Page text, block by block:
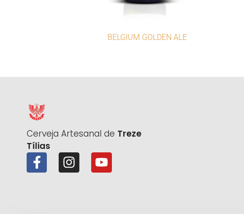
BELGIUM GOLDEN ALE
Cerveja Artesanal de Treze
Tílias